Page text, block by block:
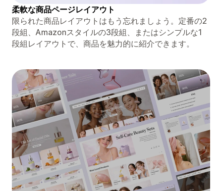
柔軟な商品ページレイアウト
限られた商品レイアウトはもう忘れましょう。定番の2
段組、Amazonスタイルの3段組、またはシンプルな1
段組レイアウトで、商品を魅力的に紹介できます。